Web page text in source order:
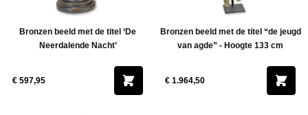
Bronzen beeld met de titel ‘De
Neerdalende Nacht’
€ 597,95
Bronzen beeld met de titel “de jeugd
van agde” - Hoogte 133 cm
€ 1.964,50